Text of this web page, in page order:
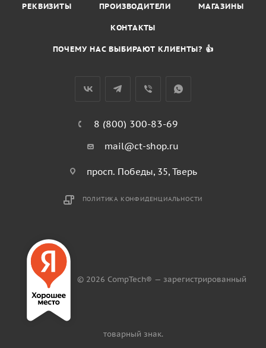
РЕКВИЗИТЫ ПРОИЗВОДИТЕЛИ МАГАЗИНЫ
КОНТАКТЫ
ПОЧЕМУ НАС ВЫБИРАЮТ КЛИЕНТЫ? 👍
8 (800) 300-83-69
mail@ct-shop.ru
просп. Победы, 35, Тверь
ПОЛИТИКА КОНФИДЕНЦИАЛЬНОСТИ
© 2026 CompTech® — зарегистрированный
товарный знак.